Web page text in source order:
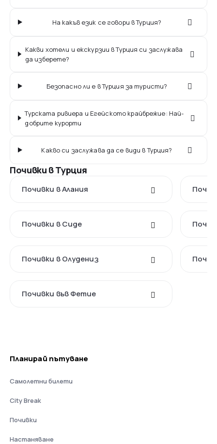
На какъв език се говори в Турция?
Какви хотели и екскурзии в Турция си заслужава
да изберете?
Безопасно ли е в Турция за туристи?
Турската ривиера и Егейското крайбрежие: Най-
добрите курорти
Какво си заслужава да се види в Турция?
Почивки в Турция
Почивки в Алания
Почивки в Сиде
Почивки в Oлудениз
Почивки във Фетие
Планирай пътуване
Самолетни билети
City Break
Почивки
Настаняване